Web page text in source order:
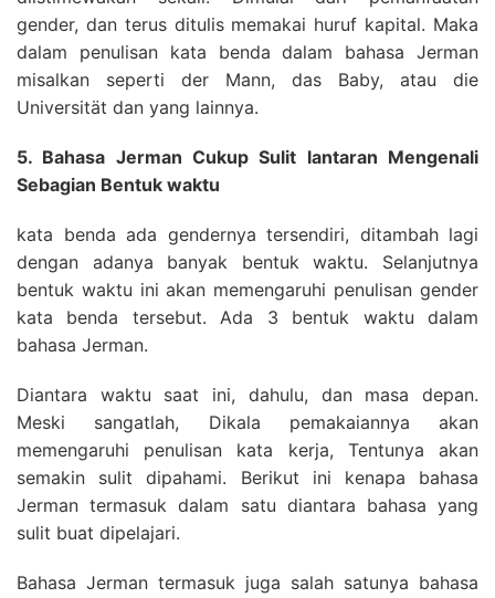
gender, dan terus ditulis memakai huruf kapital. Maka
dalam penulisan kata benda dalam bahasa Jerman
misalkan seperti der Mann, das Baby, atau die
Universität dan yang lainnya.
5. Bahasa Jerman Cukup Sulit lantaran Mengenali
Sebagian Bentuk waktu
kata benda ada gendernya tersendiri, ditambah lagi
dengan adanya banyak bentuk waktu. Selanjutnya
bentuk waktu ini akan memengaruhi penulisan gender
kata benda tersebut. Ada 3 bentuk waktu dalam
bahasa Jerman.
Diantara waktu saat ini, dahulu, dan masa depan.
Meski sangatlah, Dikala pemakaiannya akan
memengaruhi penulisan kata kerja, Tentunya akan
semakin sulit dipahami. Berikut ini kenapa bahasa
Jerman termasuk dalam satu diantara bahasa yang
sulit buat dipelajari.
Bahasa Jerman termasuk juga salah satunya bahasa